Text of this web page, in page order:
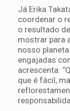
Já Erika
coordenar o
o resultado
mostrar para
nosso
engajadas
acrescenta:
que é fácil,